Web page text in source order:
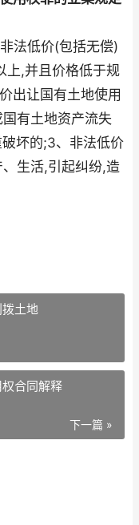
法低价(包括无偿)
上,并且价格低于规
出让国有土地使用
有土地资产流失
坏的;3、非法低价
生活,引起纠纷,造
土地
合同解释
下一篇 »